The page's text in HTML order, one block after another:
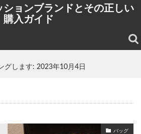
ションブランドとその正しい
購入ガイド
グします: 2023年10月4日
バッグ